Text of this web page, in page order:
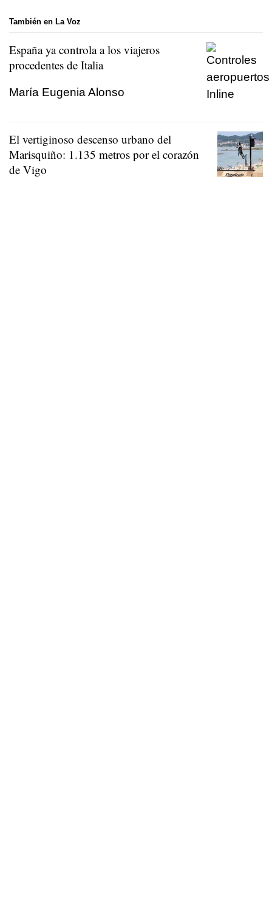
También en La Voz
España ya controla a los viajeros
procedentes de Italia
María Eugenia Alonso
El vertiginoso descenso urbano del
Marisquiño: 1.135 metros por el corazón
de Vigo